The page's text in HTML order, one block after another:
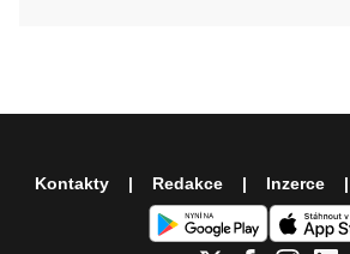
Kontakty Redakce Inzerce